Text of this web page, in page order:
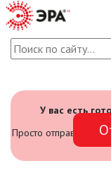
У вас есть
Просто отправьте